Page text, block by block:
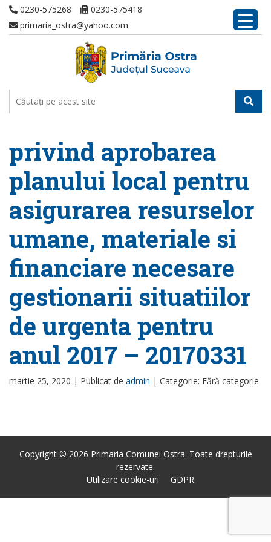
0230-575268
0230-575418
primaria_ostra@yahoo.com
privind aprobarea
planului local pentru
asigurarea resurselor
umane, materiale si
financiare necesare
gestionarii situatiilor
de urgenta pentru
anul 2017 – 20170331
martie 25, 2020 | Publicat de admin | Categorie: Fără categorie
Copyright © 2026 Primaria Comunei Ostra. Toate drepturile
rezervate.
Utilizare cookie-uri
GDPR